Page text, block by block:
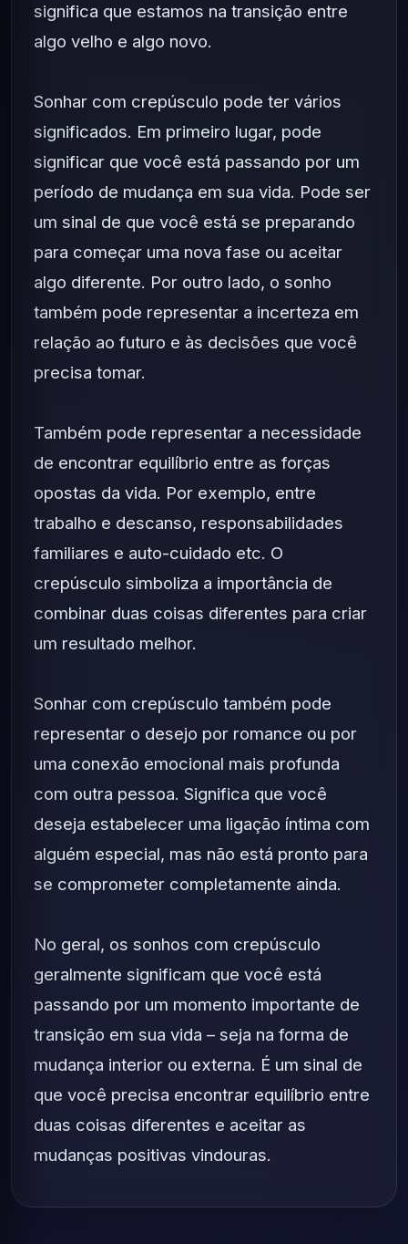
significa que estamos na transição entre
algo velho e algo novo.
Sonhar com crepúsculo pode ter vários
significados. Em primeiro lugar, pode
significar que você está passando por um
período de mudança em sua vida. Pode ser
um sinal de que você está se preparando
para começar uma nova fase ou aceitar
algo diferente. Por outro lado, o sonho
também pode representar a incerteza em
relação ao futuro e às decisões que você
precisa tomar.
Também pode representar a necessidade
de encontrar equilíbrio entre as forças
opostas da vida. Por exemplo, entre
trabalho e descanso, responsabilidades
familiares e auto-cuidado etc. O
crepúsculo simboliza a importância de
combinar duas coisas diferentes para criar
um resultado melhor.
Sonhar com crepúsculo também pode
representar o desejo por romance ou por
uma conexão emocional mais profunda
com outra pessoa. Significa que você
deseja estabelecer uma ligação íntima com
alguém especial, mas não está pronto para
se comprometer completamente ainda.
No geral, os sonhos com crepúsculo
geralmente significam que você está
passando por um momento importante de
transição em sua vida – seja na forma de
mudança interior ou externa. É um sinal de
que você precisa encontrar equilíbrio entre
duas coisas diferentes e aceitar as
mudanças positivas vindouras.